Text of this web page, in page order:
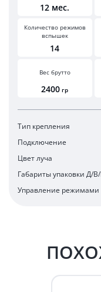
12 мес.
Количество режимов
вспышек
14
Вес брутто
2400 гр
Тип крепления
Подключение
Цвет луча
Габариты упаковки Д/
Управление режимами